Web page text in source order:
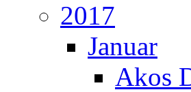
2017
Januar
Akos